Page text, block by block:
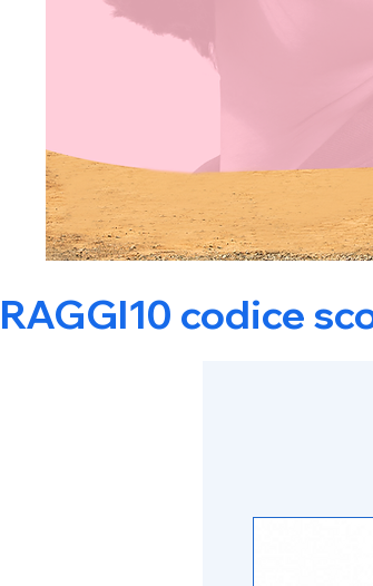
RAGGI10 codice